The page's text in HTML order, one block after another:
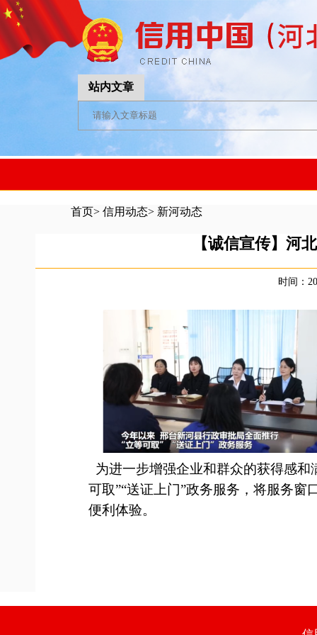
站内文章
首页> 信用动态> 新河动态
【诚信宣传】河
时间：
为进一步增强企业和群众的获得感
可取”“送证上门”政务服务，将服务
便利体验。